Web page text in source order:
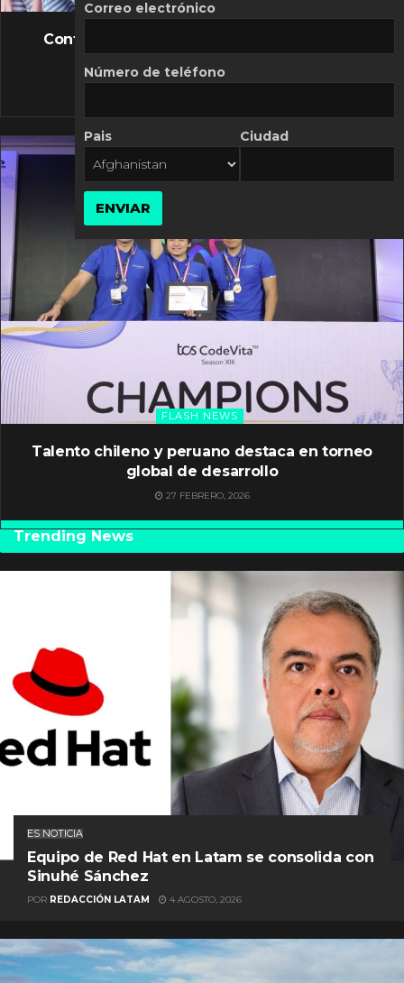
FLASH NEWS
Controversia de Mercado Libre por costos
10 MARZO, 2026
FLASH NEWS
Talento chileno y peruano destaca en torneo
global de desarrollo
27 FEBRERO, 2026
Trending News
ES NOTICIA
Equipo de Red Hat en Latam se consolida con
Sinuhé Sánchez
POR REDACCIÓN LATAM 4 AGOSTO, 2026
Correo electrónico
Número de teléfono
Pais Ciudad
ENVIAR